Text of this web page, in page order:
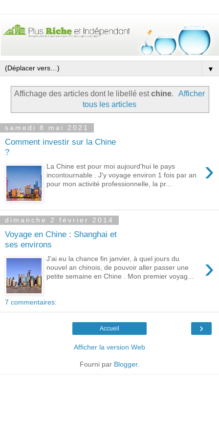
▼
Affichage des articles dont le libellé estchine.
Afficher
tous les articles
samedi 8 mai 2021
Comment investir sur la Chine
?
›
La Chine est pour moi aujourd'hui le pays
incontournable . J'y voyage environ 1 fois par an
pour mon activité professionnelle, la pr...
dimanche 2 février 2014
Voyage en Chine : Shanghai et
ses environs
›
J’ai eu la chance fin janvier, à quel jours du
nouvel an chinois, de pouvoir aller passer une
petite semaine en Chine . Mon premier voyag...
7 commentaires:
›
Accueil
Afficher la version Web
Fourni par Blogger.